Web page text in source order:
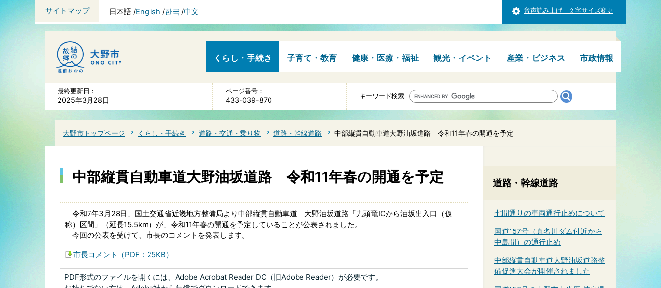
サイトマップ 日本語 English 한국 中文 音声読み上げ 文字サイズ変更
くらし・手続き 子育て・教育 健康・医療・福祉 観光・イベント 産業・ビジネス 市政情報
最終更新日：
2025年3月28日
ページ番号：
433-039-870 キーワード検索
大野市トップページ くらし・手続き 道路・交通・乗り物 道路・幹線道路 中部縦貫自動車道大野油坂道路 令和11年春の開通を予定
中部縦貫自動車道大野油坂道路 令和11年春の開通を予定
令和7年3月28日、国土交通省近畿地方整備局より中部縦貫自動車道 大野油坂道路「九頭竜ICから油坂出入口（仮
称）区間」（延長15.5km）が、令和11年春の開通を予定していることが公表されました。
今回の公表を受けて、市長のコメントを発表します。
市長コメント（PDF：25KB）
PDF形式のファイルを開くには、Adobe Acrobat Reader DC（旧Adobe Reader）が必要です。
道路・幹線道路
七間通りの車両通行止めについて
国道157号（真名川ダム付近から
中島間）の通行止め
中部縦貫自動車道大野油坂道路整
備促進大会が開催されました